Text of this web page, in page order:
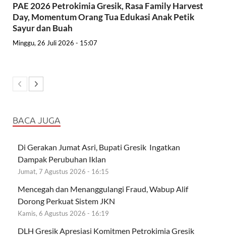
PAE 2026 Petrokimia Gresik, Rasa Family Harvest
Day, Momentum Orang Tua Edukasi Anak Petik
Sayur dan Buah
Minggu, 26 Juli 2026 - 15:07
BACA JUGA
Di Gerakan Jumat Asri, Bupati Gresik Ingatkan
Dampak Perubuhan Iklan
Jumat, 7 Agustus 2026 - 16:15
Mencegah dan Menanggulangi Fraud, Wabup Alif
Dorong Perkuat Sistem JKN
Kamis, 6 Agustus 2026 - 16:19
DLH Gresik Apresiasi Komitmen Petrokimia Gresik